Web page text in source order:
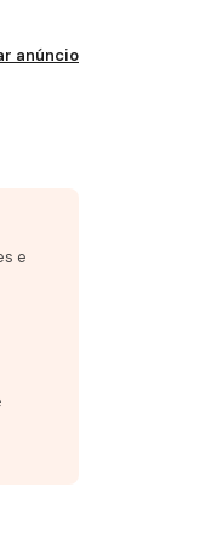
anúncio
e